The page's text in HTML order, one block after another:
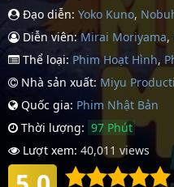
Đạo diễn: Yoko Kuno,
Diễn viên: Mirai Moriyama,
Thể loại: Phim Hoạt Hình,
Nhà sản xuất: Miyu
Quốc gia: Phim Nhậ­t Bản
Thời lượng: 97 Phút
Lượt xem: 40,011 views